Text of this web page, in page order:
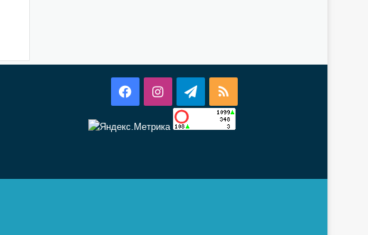
FacebookInstagramTelegram
RSS